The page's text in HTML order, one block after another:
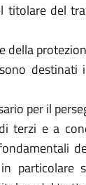
del
destinati
per il
terzi e a
particolare